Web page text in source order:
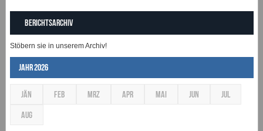
Berichtsarchiv
Stöbern sie in unserem Archiv!
Jahr 2026
JÄN FEB MRZ APR MAI JUN JUL
AUG